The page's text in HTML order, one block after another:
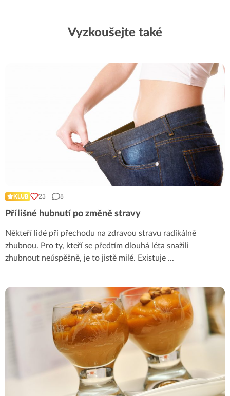
Vyzkoušejte také
KLUB 23 8
Přílišné hubnutí po změně stravy
Někteří lidé při přechodu na zdravou stravu radikálně
zhubnou. Pro ty, kteří se předtím dlouhá léta snažili
zhubnout neúspěšně, je to jistě milé. Existuje ...